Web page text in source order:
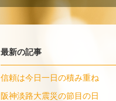
最新の記事
信頼は今日一日の積み重ね
阪神淡路大震災の節目の日